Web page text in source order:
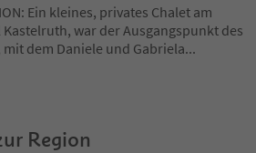
Ein kleines, privates Chalet am
war der Ausgangspunkt des
dem Daniele und Gabriela...
Region